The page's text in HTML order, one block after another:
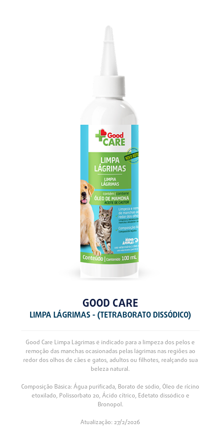
GOOD CARE
LIMPA LÁGRIMAS - (TETRABORATO DISSÓDICO)
Good Care Limpa Lágrimas é indicado para a limpeza dos pelos e
remoção das manchas ocasionadas pelas lágrimas nas regiões ao
redor dos olhos de cães e gatos, adultos ou filhotes, realçando sua
beleza natural.
Composição Básica: Água purificada, Borato de sódio, Óleo de rícino
etoxilado, Polissorbato 20, Ácido cítrico, Edetato dissódico e
Bronopol.
Atualização: 27/2/2026